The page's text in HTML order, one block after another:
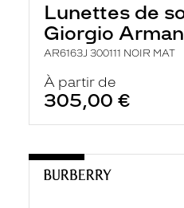
Lunettes de
Giorgio
AR6163J 300111 NOIR MAT
À partir de
305,00 €